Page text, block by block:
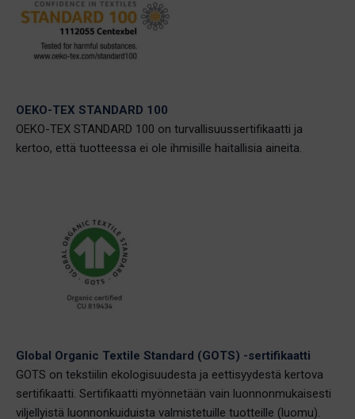
OEKO-TEX STANDARD 100
OEKO-TEX STANDARD 100 on turvallisuussertifikaatti ja
kertoo, että tuotteessa ei ole ihmisille haitallisia aineita.
Global Organic Textile Standard (GOTS) -sertifikaatti
GOTS on tekstiilin ekologisuudesta ja eettisyydestä kertova
sertifikaatti. Sertifikaatti myönnetään vain luonnonmukaisesti
viljellyistä luonnonkuiduista valmistetuille tuotteille (luomu).